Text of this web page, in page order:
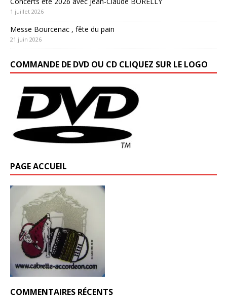
1 juillet 2026
Messe Bourcenac , fête du pain
21 juin 2026
COMMANDE DE DVD OU CD CLIQUEZ SUR LE LOGO
PAGE ACCUEIL
COMMENTAIRES RÉCENTS